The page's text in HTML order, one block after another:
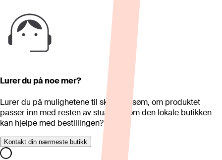
Lurer du på noe mer?
Lurer du på mulighetene til skreddersøm, om produktet
passer inn med resten av stua eller om den lokale butikken
kan hjelpe med bestillingen?
Kontakt din nærmeste butikk